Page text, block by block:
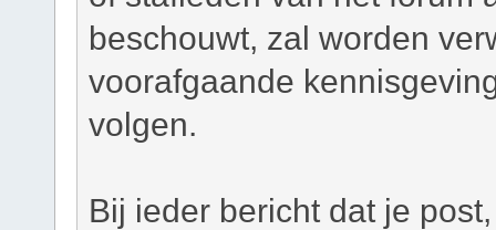
beschouwt, zal worden
voorafgaande
volgen.
Bij ieder bericht dat je